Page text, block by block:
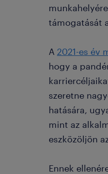
támogatását
A 2021-es év
hogy a
szeretne
hatására,
mint az
eszközöljön
Ennek